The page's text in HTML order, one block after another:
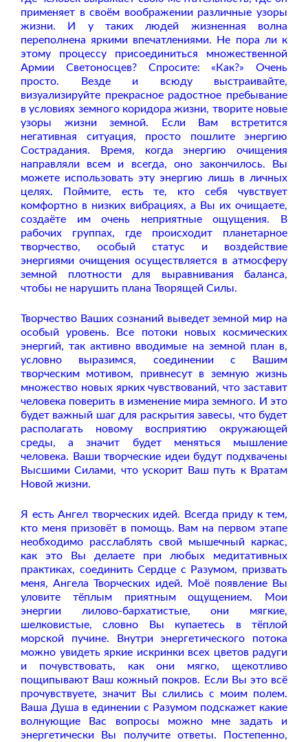
применяет в своём воображении различные узоры
жизни. И у таких людей жизненная волна
переполнена яркими впечатлениями. Не пора ли к
этому процессу присоединиться множественной
Армии Светоносцев? Спросите: «Как?» Очень
просто. Везде и всюду выстраивайте,
визуализируйте прекрасное радостное пребывание
в условиях земного коридора жизни, творите новые
узоры жизни земной. Если Вам встретится
негативная ситуация, просто пошлите энергию
Сострадания. Время, когда энергию очищения
направляли всем и всегда, оно закончилось. Вы
можете использовать эту энергию лишь в личных
целях. Поймите, есть те, кто себя чувствует
комфортно в низких вибрациях, а Вы их очищаете,
создаёте им очень неприятные ощущения. В
рабочих группах, где происходит планетарное
творчество, особый статус и воздействие
энергиями очищения осуществляется в атмосферу
земной плотности для выравнивания баланса,
чтобы не нарушить плана Творящей Силы.
Творчество Ваших сознаний выведет земной мир на
особый уровень. Все потоки новых космических
энергий, так активно вводимые на земной план в,
условно выразимся, соединении с Вашим
творческим мотивом, привнесут в земную жизнь
множество новых ярких чувствований, что заставит
человека поверить в изменение мира земного. И это
будет важный шаг для раскрытия завесы, что будет
располагать новому восприятию окружающей
среды, а значит будет меняться мышление
человека. Ваши творческие идеи будут подхвачены
Высшими Силами, что ускорит Ваш путь к Вратам
Новой жизни.
Я есть Ангел творческих идей. Всегда приду к тем,
кто меня призовёт в помощь. Вам на первом этапе
необходимо расслаблять свой мышечный каркас,
как это Вы делаете при любых медитативных
практиках, соединить Сердце с Разумом, призвать
меня, Ангела Творческих идей. Моё появление Вы
уловите тёплым приятным ощущением. Мои
энергии лилово-бархатистые, они мягкие,
шелковистые, словно Вы купаетесь в тёплой
морской пучине. Внутри энергетического потока
можно увидеть яркие искринки всех цветов радуги
и почувствовать, как они мягко, щекотливо
пощипывают Ваш кожный покров. Если Вы это всё
прочувствуете, значит Вы слились с моим полем.
Ваша Душа в единении с Разумом подскажет какие
волнующие Вас вопросы можно мне задать и
энергетически Вы получите ответы. Постепенно,